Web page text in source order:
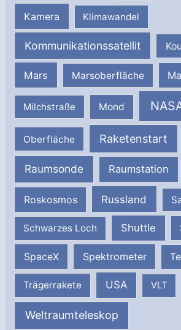
Kamera Klimawandel
Kommunikationssatellit
Mars Marsoberfläche
Milchstraße Mond
Oberfläche Raketenstart
Raumsonde Raumstation
Roskosmos Russland
Schwarzes Loch Shuttle
SpaceX Spektrometer
Trägerrakete USA VLT
Weltraumteleskop